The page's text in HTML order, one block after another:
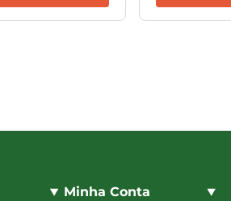
Minha Conta